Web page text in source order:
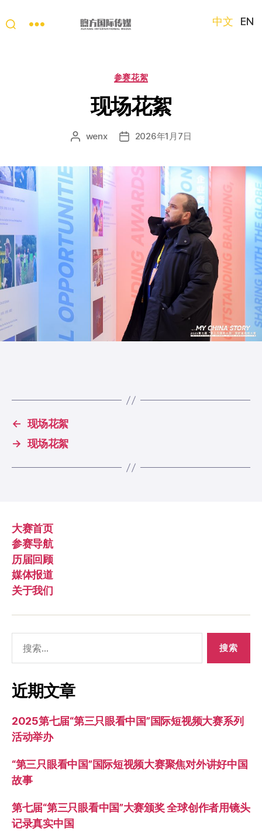
只
眼
看
中
国
短
视
频
大
赛
中文 EN
分
参赛花絮
现场花絮
文 wenx
发 2026年1月7日
← 现场花絮
→ 现场花絮
大赛首页
参赛导航
历届回顾
媒体报道
关于我们
索：
近期文章
2025第七届“第三只眼看中国”国际短视频大赛系列
活动举办
“第三只眼看中国”国际短视频大赛聚焦对外讲好中国
故事
第七届“第三只眼看中国”大赛颁奖 全球创作者用镜头
记录真实中国